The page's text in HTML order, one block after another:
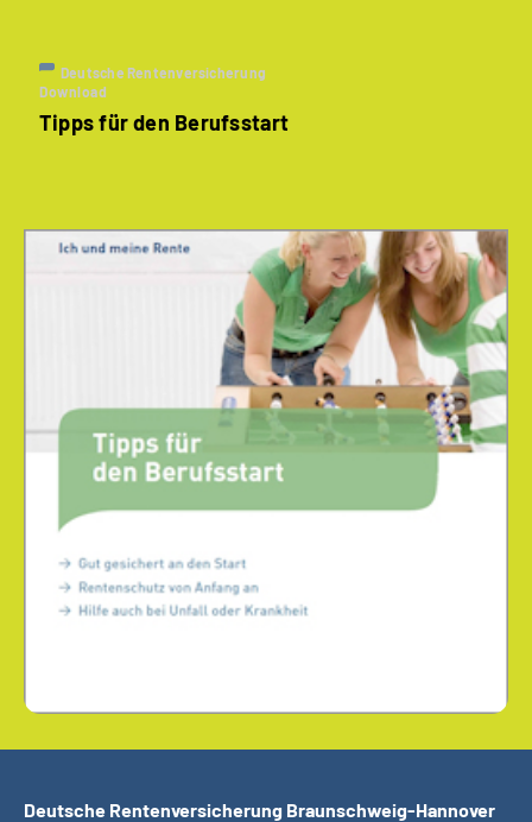
Deutsche Rentenversicherung
Download
Tipps für den Berufsstart
Deutsche Rentenversicherung Braunschweig-Hannover